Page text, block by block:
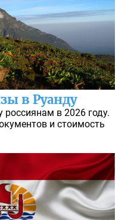
в Руанду
в 2026 году.
и стоимость